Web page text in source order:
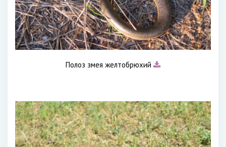
Полоз змея желтобрюхий